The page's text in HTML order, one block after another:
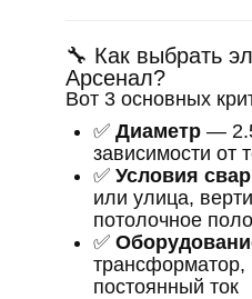
🔧 Как выбрать
Арсенал?
Вот 3 основных
✅ Диаметр —
зависимости от
✅ Условия
или улица,
потолочное
✅
постоянный ток